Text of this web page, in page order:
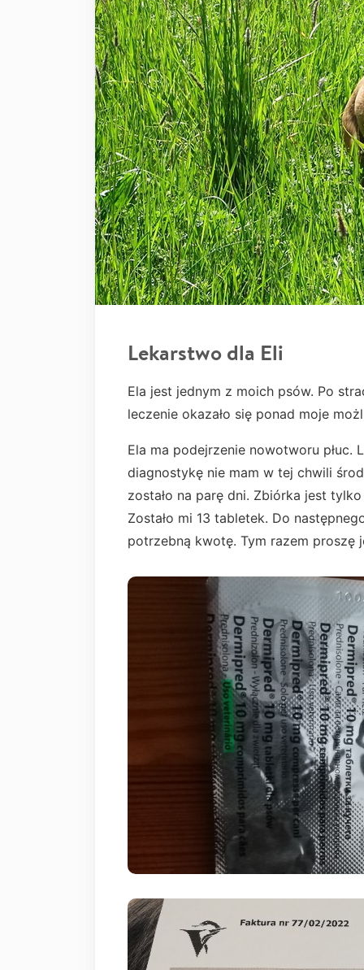
Lekarstwo dla Eli
Ela jest jednym z moich psów. Po
leczenie okazało się ponad moje
Ela ma podejrzenie nowotworu płuc.
diagnostykę nie mam w tej chwili
zostało na parę dni. Zbiórka jest
Zostało mi 13 tabletek. Do
potrzebną kwotę. Tym razem